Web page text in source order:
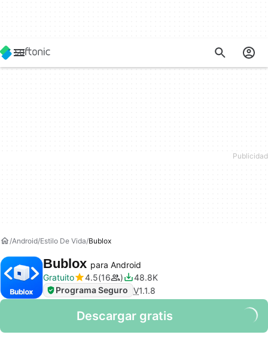
Android Estilo De Vida Bublox
Bublox para Android
Gratuito
4.5 16
48.8K
Programa Seguro V1.1.8
Descargar gratis